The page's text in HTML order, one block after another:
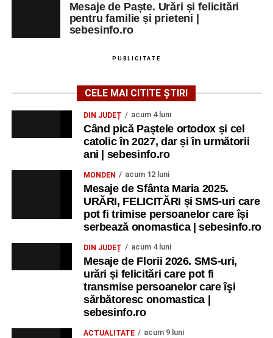
Mesaje de Paște. Urări și felicitări
pentru familie și prieteni |
sebesinfo.ro
PUBLICITATE
CELE MAI CITITE ȘTIRI
DIN JUDEȚ acum 4 luni
Când pică Paștele ortodox și cel
catolic în 2027, dar și în următorii
ani | sebesinfo.ro
MONDEN acum 12 luni
Mesaje de Sfânta Maria 2025.
URĂRI, FELICITĂRI și SMS-uri care
pot fi trimise persoanelor care își
serbează onomastica | sebesinfo.ro
DIN JUDEȚ acum 4 luni
Mesaje de Florii 2026. SMS-uri,
urări și felicitări care pot fi
transmise persoanelor care îşi
sărbătoresc onomastica |
sebesinfo.ro
ACTUALITATE acum 9 luni